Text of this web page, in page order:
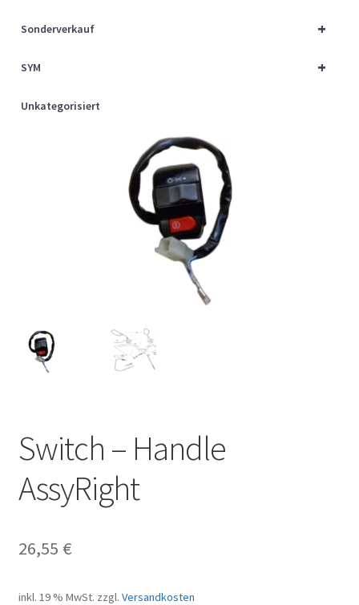
+
Sonderverkauf
+
SYM
Unkategorisiert
Switch – Handle
AssyRight
26,55 €
inkl. 19 % MwSt. zzgl. Versandkosten